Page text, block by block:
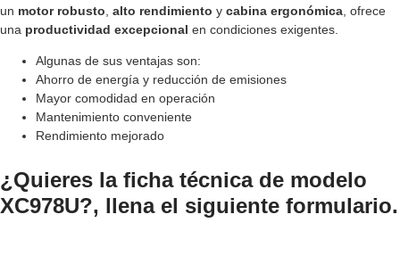
un motor robusto alto rendimiento y cabina ergonómica , ofrece
una productividad excepcional en condiciones exigentes.
Algunas de sus ventajas son:
Ahorro de energía y reducción de emisiones
Mayor comodidad en operación
Mantenimiento conveniente
Rendimiento mejorado
¿Quieres la ficha técnica de modelo
XC978U?, llena el siguiente formulario.